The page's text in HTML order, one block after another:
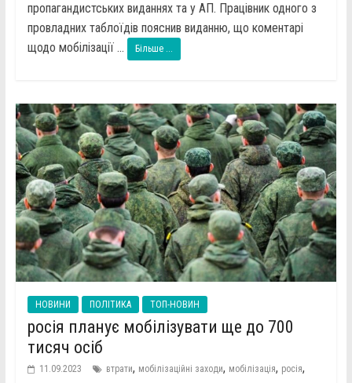
пропагандистських виданнях та у АП. Працівник одного з
провладних таблоїдів пояснив виданню, що коментарі
щодо мобілізації ...
Більше ...
НОВИНИ ПОЛІТИКА ТОП-НОВИН
росія планує мобілізувати ще до 700
тисяч осіб
11.09.2023 втрати, мобілізаційні заходи, мобілізація, росія,